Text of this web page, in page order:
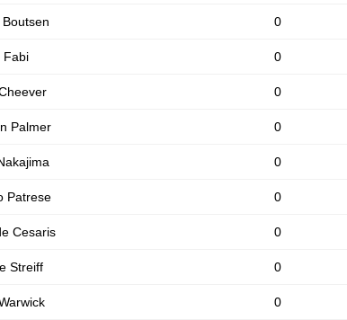
0
Fabi 0
0
Palmer 0
0
Patrese 0
Cesaris 0
Streiff 0
0